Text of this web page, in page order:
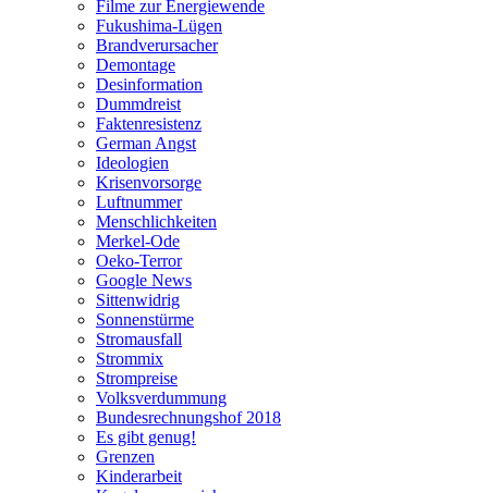
Filme zur Energiewende
Fukushima-Lügen
Brandverursacher
Demontage
Desinformation
Dummdreist
Faktenresistenz
German Angst
Ideologien
Krisenvorsorge
Luftnummer
Menschlichkeiten
Merkel-Ode
Oeko-Terror
Google News
Sittenwidrig
Sonnenstürme
Stromausfall
Strommix
Strompreise
Volksverdummung
Bundesrechnungshof 2018
Es gibt genug!
Grenzen
Kinderarbeit